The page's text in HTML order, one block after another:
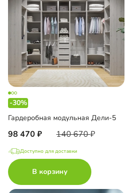
-30%
Гардеробная модульная Дели-5
98 470 140 670
Доступно для доставки
В корзину